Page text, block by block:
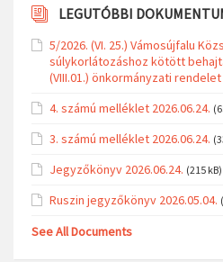
LEGUTÓBBI
5/2026. (VI. 25.) Vámosújfalu
súlykorlátozáshoz kötött
(VIII.01.) önkormányzati
4. számú melléklet 2026.06.24.
3. számú melléklet 2026.06.24.
Jegyzőkönyv 2026.06.24. (215 kB)
Ruszin jegyzőkönyv 2026.05.04.
See All Documents